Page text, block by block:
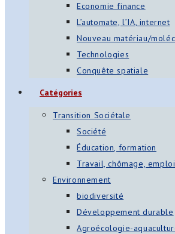
Economie finance
L’automate, l’IA, internet
Nouveau matériau/
Technologies
Conquête spatiale
Catégories
Transition Sociétale
Société
Éducation, formation
Travail, chômage,
Environnement
biodiversité
Développement durable
Agroécologie-